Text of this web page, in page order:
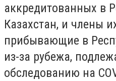
аккредитованных в
Казахстан, и члены
прибывающие в
из-за рубежа,
обследованию на